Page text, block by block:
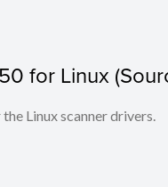
for Linux
Linux scanner drivers.